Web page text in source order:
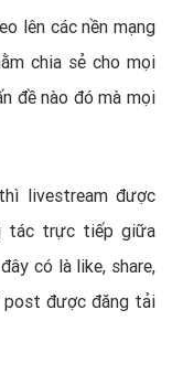
lên các nền mạng
chia sẻ cho mọi
đề nào đó mà mọi
livestream được
tác trực tiếp giữa
có là like, share,
được đăng tải